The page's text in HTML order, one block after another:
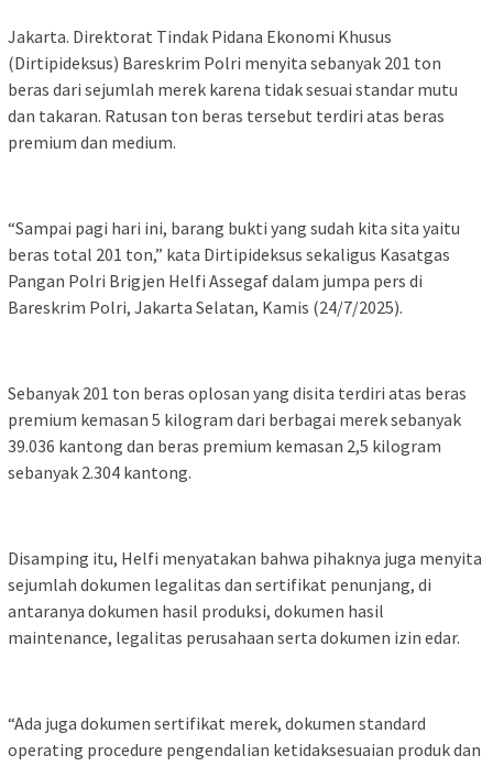
Jakarta. Direktorat Tindak Pidana Ekonomi Khusus
(Dirtipideksus) Bareskrim Polri menyita sebanyak 201 ton
beras dari sejumlah merek karena tidak sesuai standar mutu
dan takaran. Ratusan ton beras tersebut terdiri atas beras
premium dan medium.
“Sampai pagi hari ini, barang bukti yang sudah kita sita yaitu
beras total 201 ton,” kata Dirtipideksus sekaligus Kasatgas
Pangan Polri Brigjen Helfi Assegaf dalam jumpa pers di
Bareskrim Polri, Jakarta Selatan, Kamis (24/7/2025).
Sebanyak 201 ton beras oplosan yang disita terdiri atas beras
premium kemasan 5 kilogram dari berbagai merek sebanyak
39.036 kantong dan beras premium kemasan 2,5 kilogram
sebanyak 2.304 kantong.
Disamping itu, Helfi menyatakan bahwa pihaknya juga menyita
sejumlah dokumen legalitas dan sertifikat penunjang, di
antaranya dokumen hasil produksi, dokumen hasil
maintenance, legalitas perusahaan serta dokumen izin edar.
“Ada juga dokumen sertifikat merek, dokumen standard
operating procedure pengendalian ketidaksesuaian produk dan